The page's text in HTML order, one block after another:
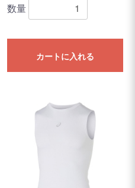
数量
カートに入れる